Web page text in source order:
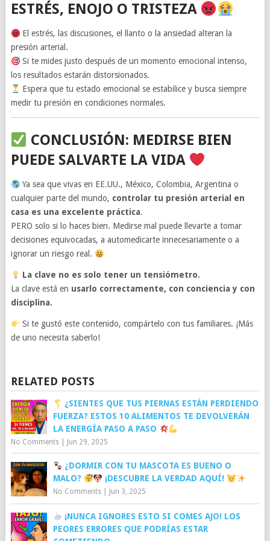
ESTRÉS, ENOJO O TRISTEZA
El estrés, las discusiones, el llanto o la ansiedad alteran la
presión arterial.
Si te mides justo después de un momento emocional intenso,
los resultados estarán distorsionados.
Espera que tu estado emocional se estabilice y busca siempre
medir tu presión en condiciones normales.
CONCLUSIÓN: MEDIRSE BIEN
PUEDE SALVARTE LA VIDA
Ya sea que vivas en EE.UU., México, Colombia, Argentina o
cualquier parte del mundo, controlar tu presión arterial en
casa es una excelente práctica.
PERO solo si lo haces bien. Medirse mal puede llevarte a tomar
decisiones equivocadas, a automedicarte innecesariamente o a
ignorar un riesgo real.
La clave no es solo tener un tensiómetro.
La clave está en usarlo correctamente, con conciencia y con
disciplina.
Si te gustó este contenido, compártelo con tus familiares. ¡Más
de uno necesita saberlo!
RELATED POSTS
¿SIENTES QUE TUS PIERNAS ESTÁN PERDIENDO
FUERZA? ESTOS 10 ALIMENTOS TE DEVOLVERÁN
LA ENERGÍA PASO A PASO
No Comments| Jun 29, 2025
¿DORMIR CON TU MASCOTA ES BUENO O
MALO?
¡DESCUBRE LA VERDAD AQUÍ!
No Comments| Jun 3, 2025
¡NUNCA IGNORES ESTO SI COMES AJO! LOS
PEORES ERRORES QUE PODRÍAS ESTAR